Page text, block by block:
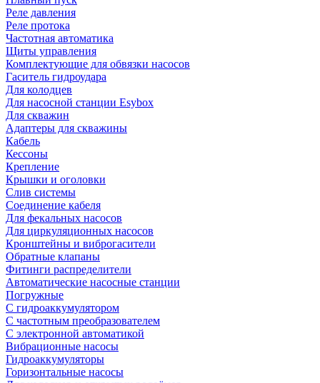
Реле давления
Реле протока
Частотная автоматика
Щиты управления
Комплектующие для обвязки насосов
Гаситель гидроудара
Для колодцев
Для насосной станции Esybox
Для скважин
Адаптеры для скважины
Кабель
Кессоны
Крепление
Крышки и оголовки
Слив системы
Соединение кабеля
Для фекальных насосов
Для циркуляционных насосов
Кронштейны и виброгасители
Обратные клапаны
Фитинги распределители
Автоматические насосные станции
Погружные
С гидроаккумулятором
С частотным преобразователем
С электронной автоматикой
Вибрационные насосы
Гидроаккумуляторы
Горизонтальные насосы